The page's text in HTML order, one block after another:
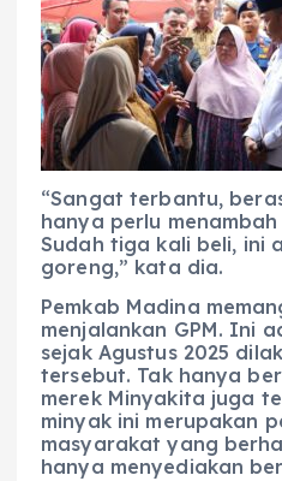
“Sangat terbantu,
hanya perlu
Sudah tiga kali beli, ini
goreng,” kata dia.
Pemkab Madina
menjalankan GPM. Ini
sejak Agustus 2025
tersebut. Tak hanya
merek Minyakita juga
minyak ini merupakan
masyarakat yang
hanya menyediakan